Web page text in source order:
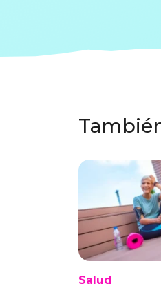
Salud